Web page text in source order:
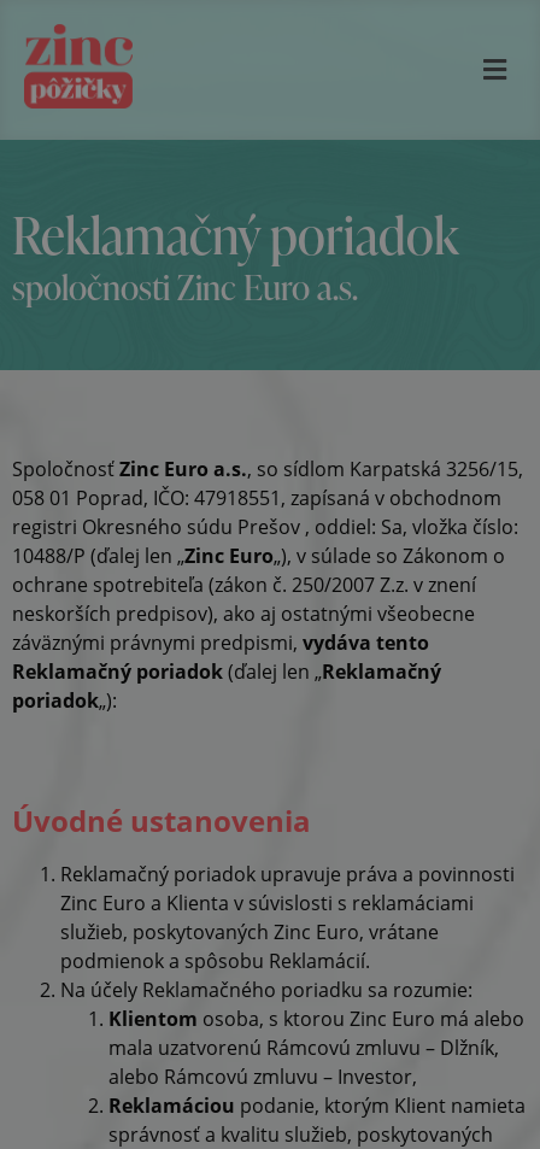
Reklamačný poriadok
spoločnosti Zinc Euro a.s.
SpoločnosťZinc Euro a.s., so sídlom Karpatská 3256/15,
058 01 Poprad, IČO: 47918551, zapísaná v obchodnom
registri Okresného súdu Prešov , oddiel: Sa, vložka číslo:
10488/P (ďalej len „Zinc Euro„), v súlade so Zákonom o
ochrane spotrebiteľa (zákon č. 250/2007 Z.z. v znení
neskorších predpisov), ako aj ostatnými všeobecne
záväznými právnymi predpismi, vydáva tento
Reklamačný poriadok(ďalej len „Reklamačný
poriadok„):
Úvodné ustanovenia
Reklamačný poriadok upravuje práva a povinnosti
Zinc Euro a Klienta v súvislosti s reklamáciami
služieb, poskytovaných Zinc Euro, vrátane
podmienok a spôsobu Reklamácií.
Na účely Reklamačného poriadku sa rozumie:
Klientom osoba, s ktorou Zinc Euro má alebo
mala uzatvorenú Rámcovú zmluvu – Dlžník,
alebo Rámcovú zmluvu – Investor,
Reklamáciou podanie, ktorým Klient namieta
správnosť a kvalitu služieb, poskytovaných